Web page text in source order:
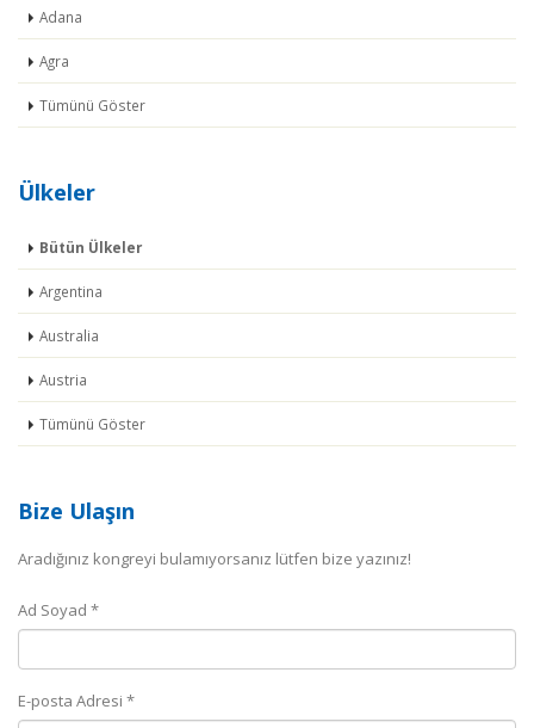
Adana
Agra
Tümünü Göster
Ülkeler
Bütün Ülkeler
Argentina
Australia
Austria
Tümünü Göster
Bize Ulaşın
Aradığınız kongreyi bulamıyorsanız lütfen bize yazınız!
Ad Soyad *
E-posta Adresi *